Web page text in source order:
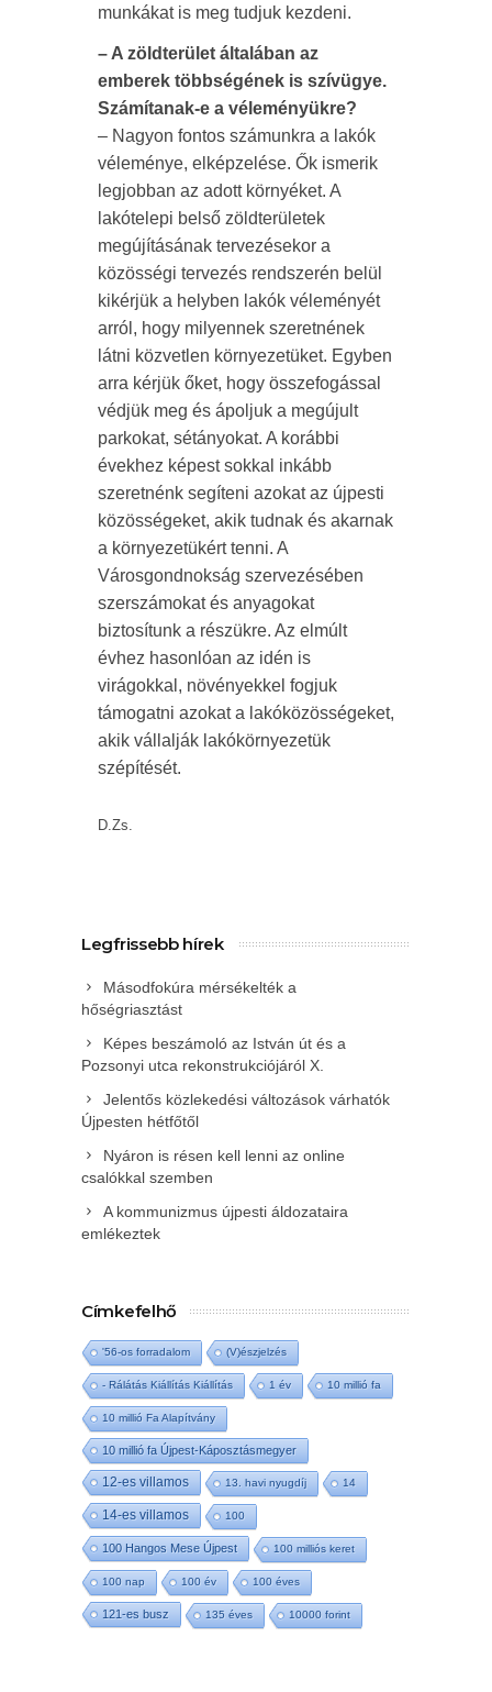
munkákat is meg tudjuk kezdeni.
– A zöldterület általában az
emberek többségének is szívügye.
Számítanak-e a véleményükre?
– Nagyon fontos számunkra a lakók
véleménye, elképzelése. Ők ismerik
legjobban az adott környéket. A
lakótelepi belső zöldterületek
megújításának tervezésekor a
közösségi tervezés rendszerén belül
kikérjük a helyben lakók véleményét
arról, hogy milyennek szeretnének
látni közvetlen környezetüket. Egyben
arra kérjük őket, hogy összefogással
védjük meg és ápoljuk a megújult
parkokat, sétányokat. A korábbi
évekhez képest sokkal inkább
szeretnénk segíteni azokat az újpesti
közösségeket, akik tudnak és akarnak
a környezetükért tenni. A
Városgondnokság szervezésében
szerszámokat és anyagokat
biztosítunk a részükre. Az elmúlt
évhez hasonlóan az idén is
virágokkal, növényekkel fogjuk
támogatni azokat a lakóközösségeket,
akik vállalják lakókörnyezetük
szépítését.
D.Zs.
Legfrissebb hírek
Másodfokúra mérsékelték a
hőségriasztást
Képes beszámoló az István út és a
Pozsonyi utca rekonstrukciójáról X.
Jelentős közlekedési változások várhatók
Újpesten hétfőtől
Nyáron is résen kell lenni az online
csalókkal szemben
A kommunizmus újpesti áldozataira
emlékeztek
Címkefelhő
'56-os forradalom (V)észjelzés
- Rálátás Kiállítás Kiállítás 1 év 10 millió fa
10 millió Fa Alapítvány
10 millió fa Újpest-Káposztásmegyer
12-es villamos 13. havi nyugdíj 14
14-es villamos 100
100 Hangos Mese Újpest 100 milliós keret
100 nap 100 év 100 éves
121-es busz 135 éves 10000 forint